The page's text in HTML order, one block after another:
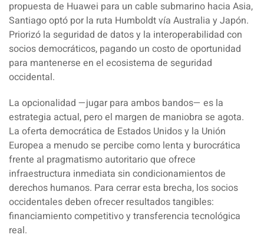
propuesta de Huawei para un cable submarino hacia Asia,
Santiago optó por la ruta Humboldt vía Australia y Japón.
Priorizó la seguridad de datos y la interoperabilidad con
socios democráticos, pagando un costo de oportunidad
para mantenerse en el ecosistema de seguridad
occidental.
La opcionalidad —jugar para ambos bandos— es la
estrategia actual, pero el margen de maniobra se agota.
La oferta democrática de Estados Unidos y la Unión
Europea a menudo se percibe como lenta y burocrática
frente al pragmatismo autoritario que ofrece
infraestructura inmediata sin condicionamientos de
derechos humanos. Para cerrar esta brecha, los socios
occidentales deben ofrecer resultados tangibles:
financiamiento competitivo y transferencia tecnológica
real.